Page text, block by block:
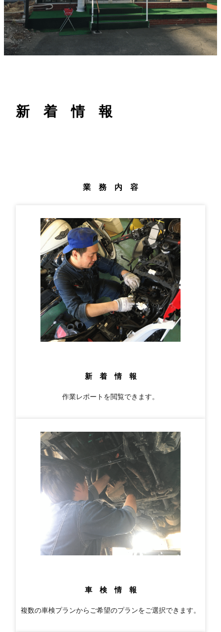
新 着 情 報
業 務 内 容
新 着 情 報
作業レポートを閲覧できます。
車 検 情 報
複数の車検プランからご希望のプランをご選択できます。